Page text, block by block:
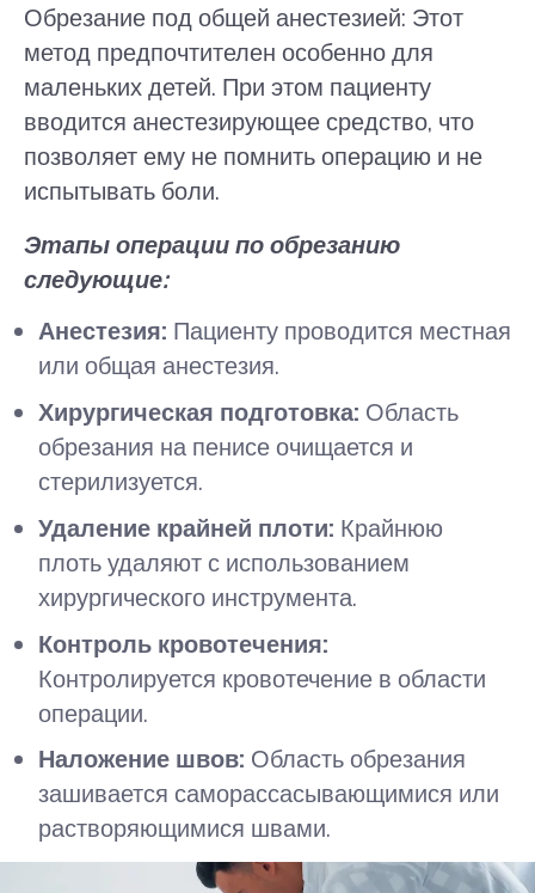
Обрезание под общей анестезией: Этот
метод предпочтителен особенно для
маленьких детей. При этом пациенту
вводится анестезирующее средство, что
позволяет ему не помнить операцию и не
испытывать боли.
Этапы операции по обрезанию
следующие:
Анестезия: Пациенту проводится местная
или общая анестезия.
Хирургическая подготовка: Область
обрезания на пенисе очищается и
стерилизуется.
Удаление крайней плоти: Крайнюю
плоть удаляют с использованием
хирургического инструмента.
Контроль кровотечения:
Контролируется кровотечение в области
операции.
Наложение швов: Область обрезания
зашивается саморассасывающимися или
растворяющимися швами.